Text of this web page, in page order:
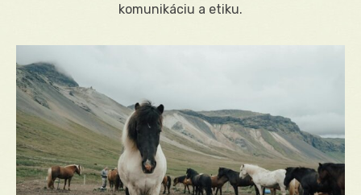
komunikáciu a etiku.